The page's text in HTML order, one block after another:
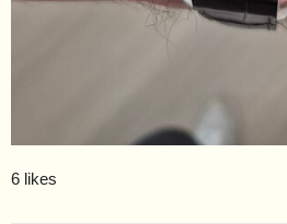
6 likes